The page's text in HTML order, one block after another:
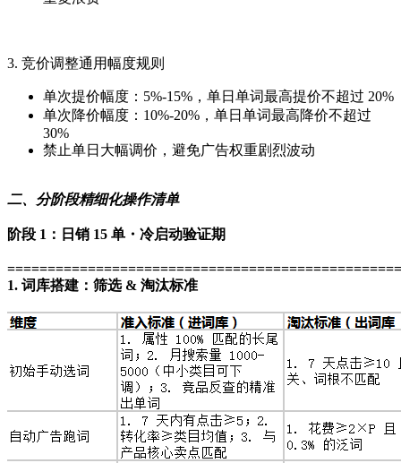
3. 竞价调整通用幅度规则
单次提价幅度：5%-15%，单日单词最高提价不超过 20%
单次降价幅度：10%-20%，单日单词最高降价不超过
30%
禁止单日大幅调价，避免广告权重剧烈波动
二、分阶段精细化操作清单
阶段 1：日销 15 单・冷启动验证期
1. 词库搭建：筛选 & 淘汰标准